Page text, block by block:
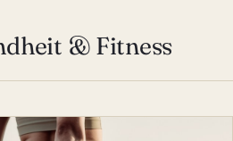
& Fitness